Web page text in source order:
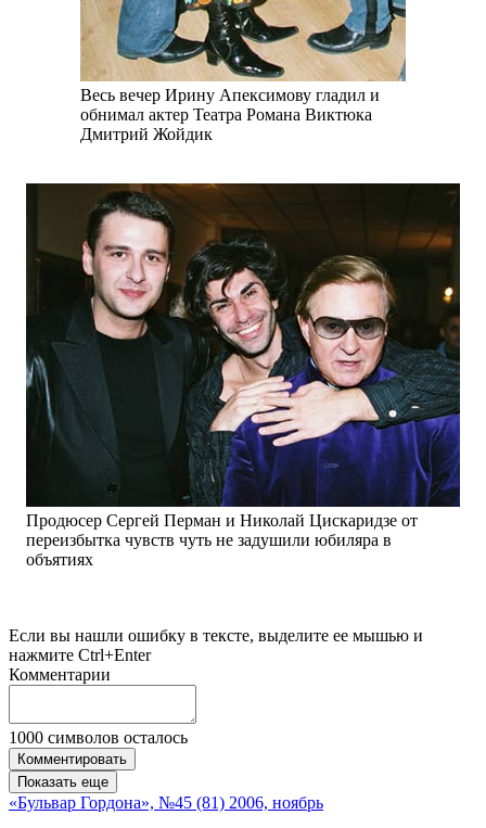
Весь вечер Ирину Апексимову гладил и
обнимал актер Театра Романа Виктюка
Дмитрий Жойдик
Продюсер Сергей Перман и Николай Цискаридзе от
переизбытка чувств чуть не задушили юбиляра в
объятиях
Если вы нашли ошибку в тексте, выделите ее мышью и
нажмите Ctrl+Enter
Комментарии
1000 символов осталось
Комментировать
Показать еще
«Бульвар Гордона», №45 (81) 2006, ноябрь